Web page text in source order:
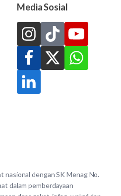
nasional dengan SK Menag No.
dalam pemberdayaan
Media Sosial